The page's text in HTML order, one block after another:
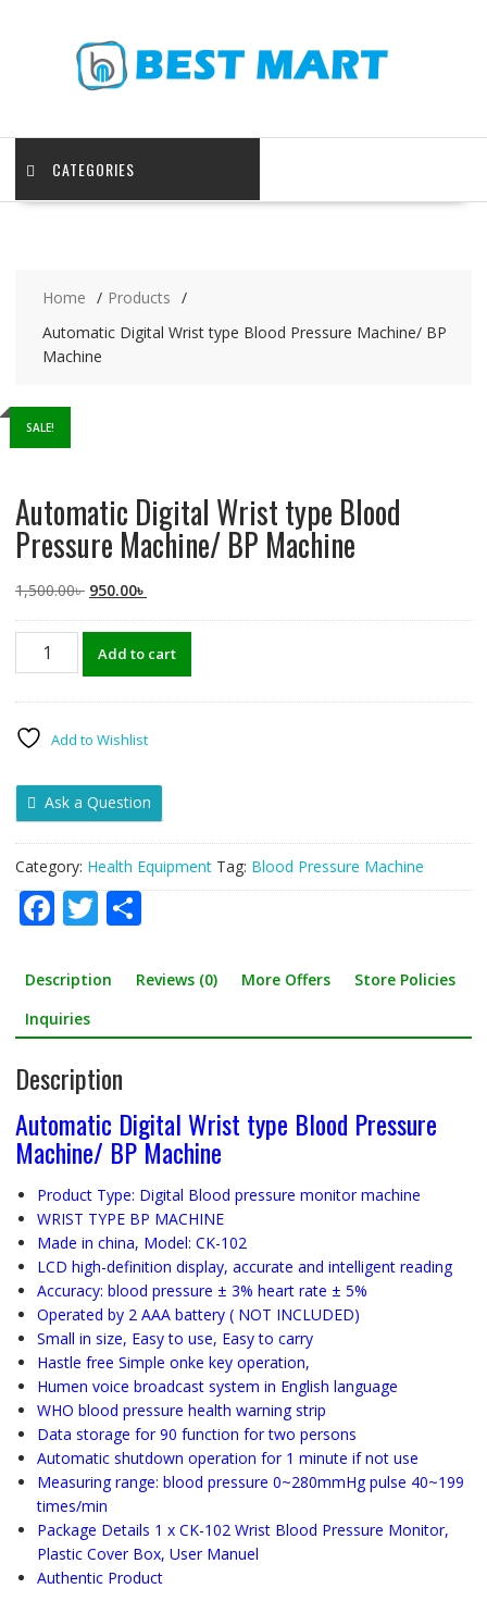
CATEGORIES
Home
Products
Automatic Digital Wrist type Blood Pressure Machine/ BP
Machine
SALE!
Automatic Digital Wrist type Blood
Pressure Machine/ BP Machine
1,500.00৳ Original
was:
1,500.00৳ .
950.00৳
is:
950.00৳ .
Automatic
Digital
Blood
Machine/
BP
quantity
Add to cart
Add to Wishlist
Ask a Question
Category: Health Equipment Tag: Blood Pressure Machine
F
e
b
o
o
k
T
itt
S
ar
Description Reviews (0) More Offers
Store Policies
Inquiries
Description
Automatic Digital Wrist type Blood Pressure
Machine/ BP Machine
Product Type: Digital Blood pressure monitor machine
WRIST TYPE BP MACHINE
Made in china, Model: CK-102
LCD high-definition display, accurate and intelligent reading
Accuracy: blood pressure ± 3% heart rate ± 5%
Operated by 2 AAA battery ( NOT INCLUDED)
Small in size, Easy to use, Easy to carry
Hastle free Simple onke key operation,
Humen voice broadcast system in English language
WHO blood pressure health warning strip
Data storage for 90 function for two persons
Automatic shutdown operation for 1 minute if not use
Measuring range: blood pressure 0~280mmHg pulse 40~199
times/min
Package Details 1 x CK-102 Wrist Blood Pressure Monitor,
Plastic Cover Box, User Manuel
Authentic Product